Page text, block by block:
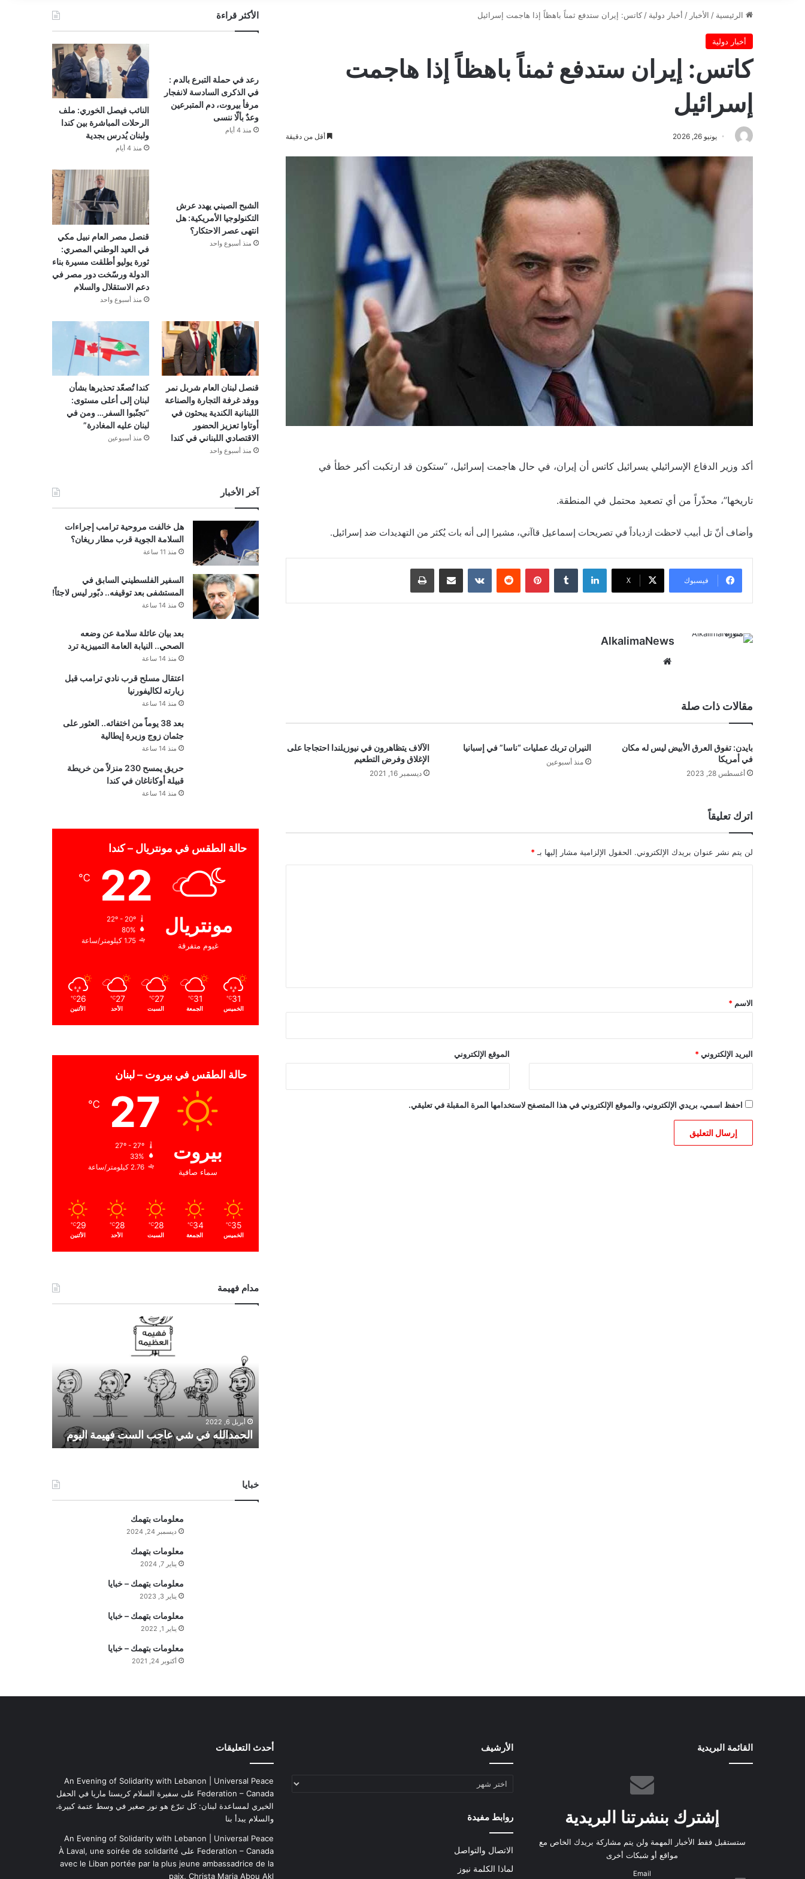
الرئيسية / الأخبار / أخبار دولية / كاتس: إيران ستدفع ثمناً باهظاً إذا هاجمت إسرائيل
أخبار دولية
كاتس: إيران ستدفع ثمناً باهظاً إذا هاجمت
إسرائيل
يونيو 26, 2026 أقل من دقيقة
أكد وزير الدفاع الإسرائيلي يسرائيل كاتس أن إيران، في حال هاجمت إسرائيل، “ستكون قد ارتكبت أكبر خطأ في
تاريخها”، محذّراً من أي تصعيد محتمل في المنطقة.
وأضاف أنّ تل أبيب لاحظت ازدياداً في تصريحات إسماعيل قاآني، مشيرا إلى أنه بات يُكثر من التهديدات ضد إسرائيل.
فيسبوك ‫X
لينكدإن بينتيريست
AlkalimaNews
مقالات ذات صلة
بايدن: تفوق العرق الأبيض ليس له مكان
في أمريكا
أغسطس 28, 2023
النيران تربك عمليات “ناسا” في إسبانيا
منذ أسبوعين
الآلاف يتظاهرون في نيوزيلندا احتجاجا على
الإغلاق وفرض التطعيم
ديسمبر 16, 2021
اترك تعليقاً
لن يتم نشر عنوان بريدك الإلكتروني. الحقول الإلزامية مشار إليها بـ *
*
الاسم *
البريد الإلكتروني * الموقع الإلكتروني
احفظ اسمي، بريدي الإلكتروني، والموقع الإلكتروني في هذا المتصفح لاستخدامها المرة المقبلة في تعليقي.
الأكثر قراءة
رعد في حملة التبرع بالدم :
في الذكرى السادسة لانفجار
مرفأ بيروت، دم المتبرعين
وعدٌ بألّا ننسى
منذ 4 أيام
النائب فيصل الخوري: ملف
الرحلات المباشرة بين كندا
ولبنان يُدرس بجدية
منذ 4 أيام
الشبح الصيني يهدد عرش
التكنولوجيا الأمريكية: هل
انتهى عصر الاحتكار؟
منذ أسبوع واحد
قنصل مصر العام نبيل مكي
في العيد الوطني المصري:
ثورة يوليو أطلقت مسيرة بناء
الدولة ورسّخت دور مصر في
دعم الاستقلال والسلام
منذ أسبوع واحد
قنصل لبنان العام شربل نمر
ووفد غرفة التجارة والصناعة
اللبنانية الكندية يبحثون في
أوتاوا تعزيز الحضور
الاقتصادي اللبناني في كندا
منذ أسبوع واحد
كندا تُصعّد تحذيرها بشأن
لبنان إلى أعلى مستوى:
“تجنّبوا السفر… ومن في
لبنان عليه المغادرة”
منذ أسبوعين
آخر الأخبار
هل خالفت مروحية ترامب إجراءات
السلامة الجوية قرب مطار ريغان؟
منذ 11 ساعة
السفير الفلسطيني السابق في
المستشفى بعد توقيفه.. دبّور ليس لاجئاً!
منذ 14 ساعة
بعد بيان عائلة سلامة عن وضعه
الصحي.. النيابة العامة التمييزية ترد
منذ 14 ساعة
اعتقال مسلح قرب نادي ترامب قبل
زيارته لكاليفورنيا
منذ 14 ساعة
بعد 38 يوماً من اختفائه.. العثور على
جثمان زوج وزيرة إيطالية
منذ 14 ساعة
حريق يمسح 230 منزلاً من خريطة
قبيلة أوكاناغان في كندا
منذ 14 ساعة
حالة الطقس في مونتريال – كندا
مونتريال
غيوم متفرقة
22
℃
22º - 20º
80%
1.75 كيلومتر/ساعة
31
℃
الخميس
31
℃
الجمعة
27
℃
السبت
27
℃
الأحد
26
℃
الأثنين
حالة الطقس في بيروت – لبنان
بيروت
سماء صافية
27
℃
33%
2.76 كيلومتر/ساعة
35
℃
الخميس
34
℃
الجمعة
28
℃
السبت
28
℃
الأحد
29
℃
الأثنين
مدام فهيمة
د
ي
ع
ا
أبريل 6, 2022
الحمدالله في شي عاجب الست فهيمة اليوم
خبايا
معلومات بتهمك
ديسمبر 24, 2024
معلومات بتهمك
يناير 7, 2024
معلومات بتهمك – خبايا
يناير 3, 2023
معلومات بتهمك – خبايا
يناير 1, 2022
معلومات بتهمك – خبايا
أكتوبر 24, 2021
القائمة البريدية
إشترك بنشرتنا البريدية
ستستقبل فقط الأخبار المهمة ولن يتم مشاركة بريدك الخاص مع
مواقع أو شبكات أخرى
Email
الأرشيف
الأرشيف
روابط مفيدة
الاتصال والتواصل
لماذا الكلمة نيوز
أحدث التعليقات
An Evening of Solidarity with Lebanon | Universal Peace
Federation – Canada على سفيرة السلام كريستا ماريا في الحفل
الخيري لمساعدة لبنان: كل تبرّع هو نور صغير في وسط عتمة كبيرة،
والسلام يبدأ بنا
An Evening of Solidarity with Lebanon | Universal Peace
Federation – Canada على À Laval, une soirée de solidarité
avec le Liban portée par la plus jeune ambassadrice de la
paix, Christa Maria Abou Akl